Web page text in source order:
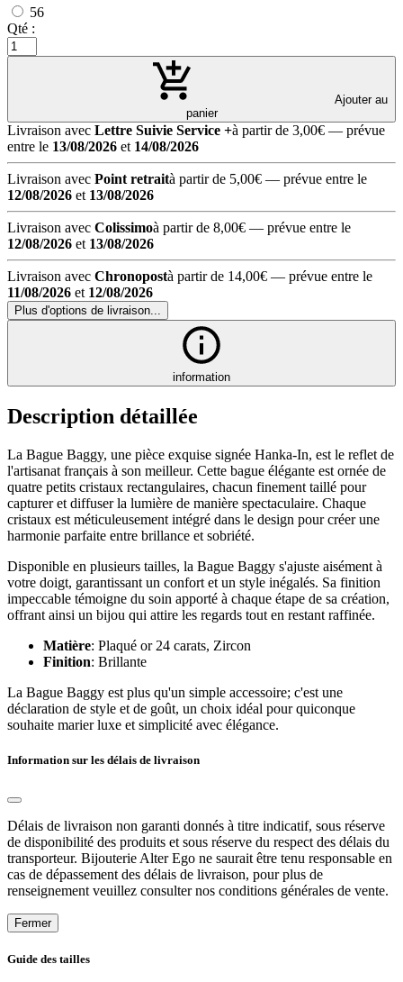
56
Qté :
Ajouter au
panier
Livraison avec Lettre Suivie Service +à partir de 3,00€ — prévue
entre le 13/08/2026 et 14/08/2026
Livraison avec Point retraità partir de 5,00€ — prévue entre le
12/08/2026 et 13/08/2026
Livraison avec Colissimoà partir de 8,00€ — prévue entre le
12/08/2026 et 13/08/2026
Livraison avec Chronopostà partir de 14,00€ — prévue entre le
11/08/2026 et 12/08/2026
Plus d'options de livraison...
information
Description détaillée
La Bague Baggy, une pièce exquise signée Hanka-In, est le reflet de
l'artisanat français à son meilleur. Cette bague élégante est ornée de
quatre petits cristaux rectangulaires, chacun finement taillé pour
capturer et diffuser la lumière de manière spectaculaire. Chaque
cristaux est méticuleusement intégré dans le design pour créer une
harmonie parfaite entre brillance et sobriété.
Disponible en plusieurs tailles, la Bague Baggy s'ajuste aisément à
votre doigt, garantissant un confort et un style inégalés. Sa finition
impeccable témoigne du soin apporté à chaque étape de sa création,
offrant ainsi un bijou qui attire les regards tout en restant raffinée.
Matière: Plaqué or 24 carats, Zircon
Finition: Brillante
La Bague Baggy est plus qu'un simple accessoire; c'est une
déclaration de style et de goût, un choix idéal pour quiconque
souhaite marier luxe et simplicité avec élégance.
Information sur les délais de livraison
Délais de livraison non garanti donnés à titre indicatif, sous réserve
de disponibilité des produits et sous réserve du respect des délais du
transporteur. Bijouterie Alter Ego ne saurait être tenu responsable en
cas de dépassement des délais de livraison, pour plus de
renseignement veuillez consulter nos conditions générales de vente.
Fermer
Guide des tailles